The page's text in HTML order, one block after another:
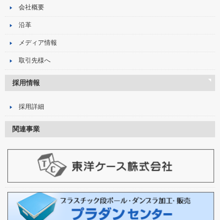
会社概要
沿革
メディア情報
取引先様へ
採用情報
採用詳細
関連事業